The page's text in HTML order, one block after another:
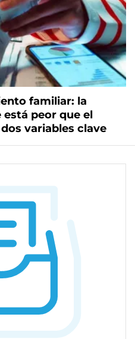
familiar: la
peor que el
variables clave